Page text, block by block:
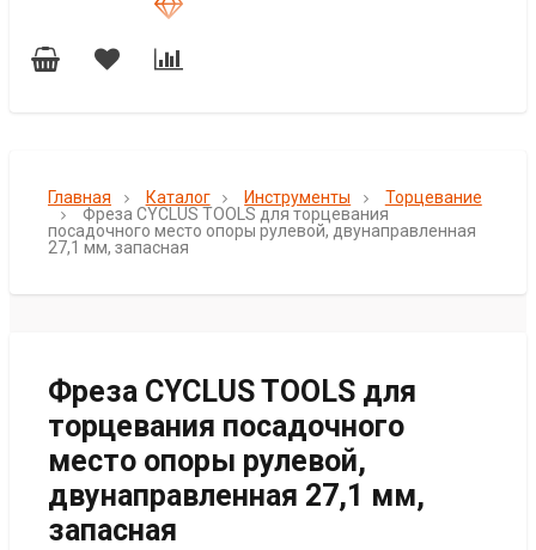
Главная Каталог Инструменты
Торцевание
Фреза CYCLUS TOOLS для торцевания
посадочного место опоры рулевой, двунаправленная
27,1 мм, запасная
Фреза CYCLUS TOOLS для
торцевания посадочного
место опоры рулевой,
двунаправленная 27,1 мм,
запасная